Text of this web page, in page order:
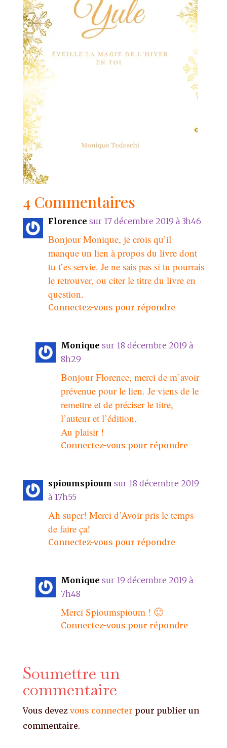
4 Commentaires
Florence sur 17 décembre 2019 à 3h46
Bonjour Monique, je crois qu’il
manque un lien à propos du livre dont
tu t’es servie. Je ne sais pas si tu pourrais
le retrouver, ou citer le titre du livre en
question.
Connectez-vous pour répondre
Monique sur 18 décembre 2019 à
8h29
Bonjour Florence, merci de m’avoir
prévenue pour le lien. Je viens de le
remettre et de préciser le titre,
l’auteur et l’édition.
Au plaisir !
Connectez-vous pour répondre
spioumspioum sur 18 décembre 2019
à 17h55
Ah super! Merci d’Avoir pris le temps
de faire ça!
Connectez-vous pour répondre
Monique sur 19 décembre 2019 à
7h48
Merci Spioumspioum ! 🙂
Connectez-vous pour répondre
Soumettre un
commentaire
Vous devez vous connecter pour publier un
commentaire.